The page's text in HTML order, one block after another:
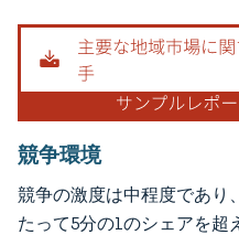
画像 © Mordor Intelligence。再利用
競争環境
競争の激度は中程度であり
たって5分の1のシェアを超